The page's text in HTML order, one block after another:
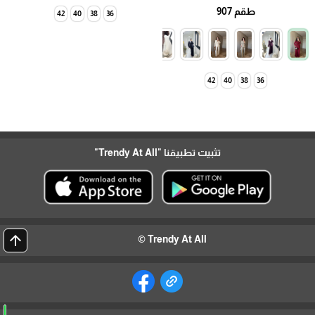
طقم 907
36
38
40
42
36
38
40
42
تثبيت تطبيقنا "Trendy At All"
Trendy At All ©
arrow_upward